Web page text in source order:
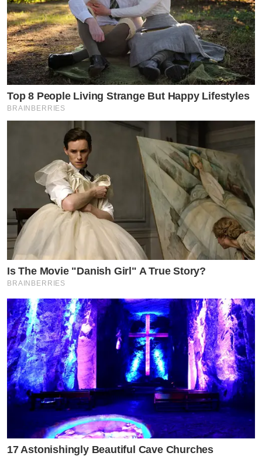
Top 8 People Living Strange But Happy Lifestyles
BRAINBERRIES
Is The Movie "Danish Girl" A True Story?
BRAINBERRIES
17 Astonishingly Beautiful Cave Churches